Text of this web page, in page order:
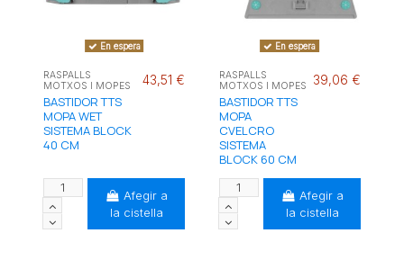
En espera
RASPALLS
MOTXOS I MOPES
BASTIDOR TTS
MOPA WET
SISTEMA BLOCK
40 CM
43,51 €
Afegir a
la cistella
En espera
RASPALLS
MOTXOS I MOPES
BASTIDOR TTS
MOPA
CVELCRO
SISTEMA
BLOCK 60 CM
39,06 €
Afegir a
la cistella